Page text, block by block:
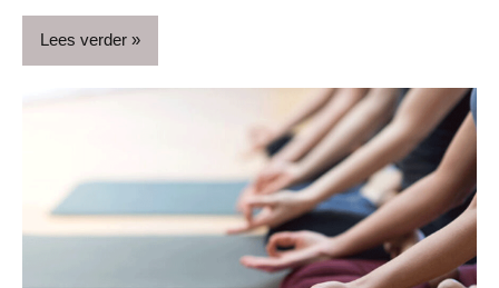
Lees verder
Kinderen
Opvoeding